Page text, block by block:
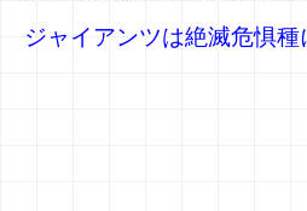
ジャイアンツは絶滅危惧種